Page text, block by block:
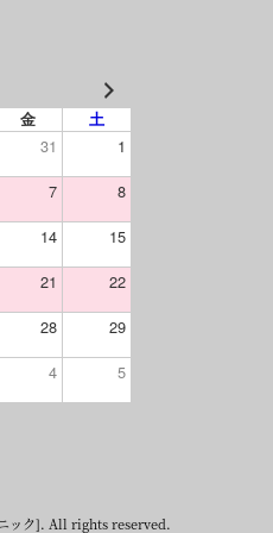
金 土
31
1
7 8
14
15
21
22
28
29
4 5
ック]. All rights reserved.